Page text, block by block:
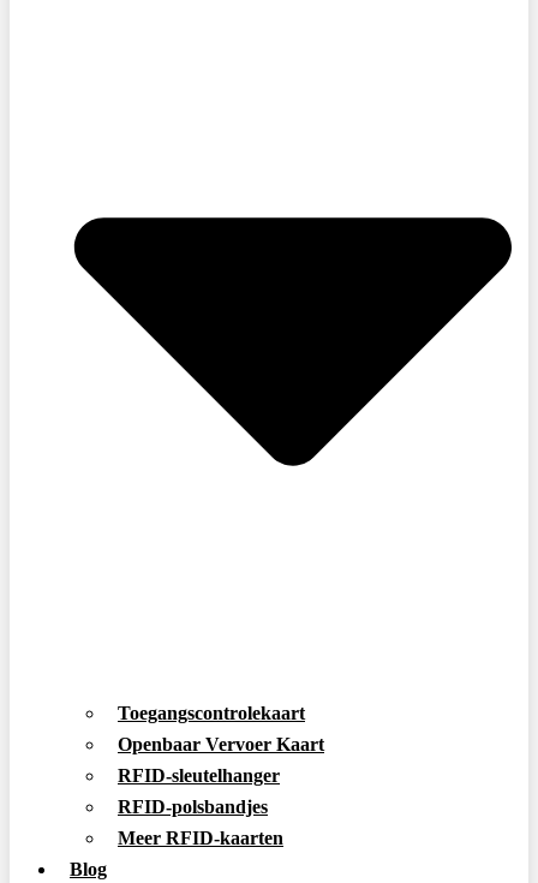
Toegangscontrolekaart
Openbaar Vervoer Kaart
RFID-sleutelhanger
RFID-polsbandjes
Meer RFID-kaarten
Blog